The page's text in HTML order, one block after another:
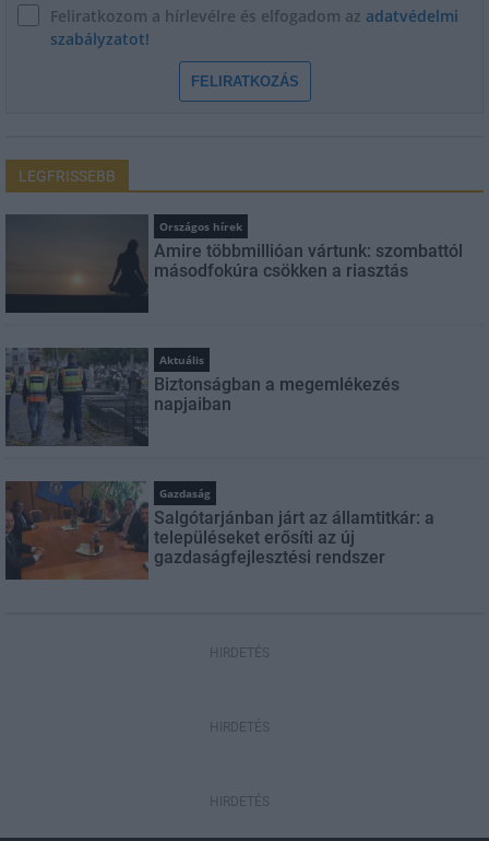
Feliratkozom a hírlevélre és elfogadom az adatvédelmi
szabályzatot!
FELIRATKOZÁS
LEGFRISSEBB
Országos hírek
Amire többmillióan vártunk: szombattól
másodfokúra csökken a riasztás
Aktuális
Biztonságban a megemlékezés
napjaiban
Gazdaság
Salgótarjánban járt az államtitkár: a
településeket erősíti az új
gazdaságfejlesztési rendszer
HIRDETÉS
HIRDETÉS
HIRDETÉS